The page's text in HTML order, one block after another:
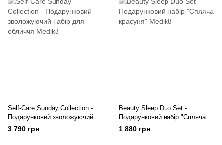
Self-Care Sunday Collection -
Подарунковий зволожуючий
набір для обличчя Medik8
3 790 грн
Beauty Sleep Duo Set -
Подарунковий набір "Спляча
красуня" Medik8
1 880 грн